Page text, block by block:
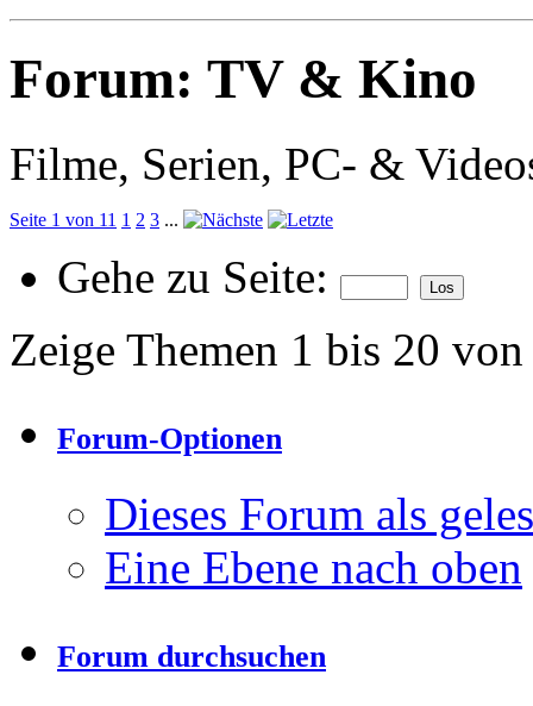
Forum: TV & Kino
Filme, Serien, PC- &
Seite 1 von 11 1 2 3 ...
Gehe zu Seite:
Zeige Themen 1 bis 20
Forum-Optionen
Dieses Forum als
Eine Ebene nach oben
Forum durchsuchen